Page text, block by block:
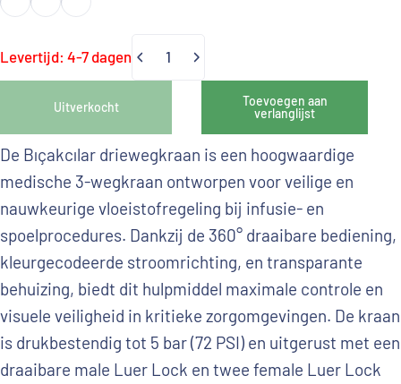
Levertijd: 4-7 dagen
Uitverkocht
Toevoegen aan
verlanglijst
De Bıçakcılar driewegkraan is een hoogwaardige
medische 3-wegkraan ontworpen voor veilige en
nauwkeurige vloeistofregeling bij infusie- en
spoelprocedures. Dankzij de 360° draaibare bediening,
kleurgecodeerde stroomrichting, en transparante
behuizing, biedt dit hulpmiddel maximale controle en
visuele veiligheid in kritieke zorgomgevingen. De kraan
is drukbestendig tot 5 bar (72 PSI) en uitgerust met een
draaibare male Luer Lock en twee female Luer Lock